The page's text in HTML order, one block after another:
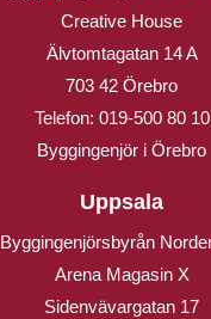
Creative House
Älvtomtagatan 14 A
703 42 Örebro
Telefon: 019-500 80 10
Byggingenjör i Örebro
Uppsala
Byggingenjörsbyrån
Arena Magasin X
Sidenvävargatan 17